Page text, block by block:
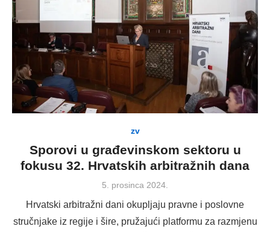
zv
Sporovi u građevinskom sektoru u
fokusu 32. Hrvatskih arbitražnih dana
Posted
5. prosinca 2024.
Hrvatski arbitražni dani okupljaju pravne i poslovne
stručnjake iz regije i šire, pružajući platformu za razmjenu